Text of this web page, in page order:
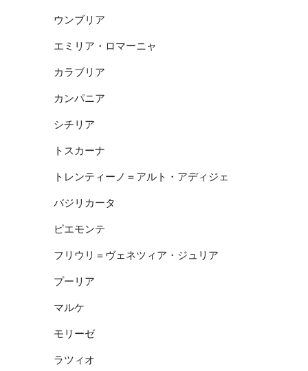
ウンブリア
エミリア・ロマーニャ
カラブリア
カンパニア
シチリア
トスカーナ
トレンティーノ＝アルト・アディジェ
バジリカータ
ピエモンテ
フリウリ＝ヴェネツィア・ジュリア
プーリア
マルケ
モリーゼ
ラツィオ